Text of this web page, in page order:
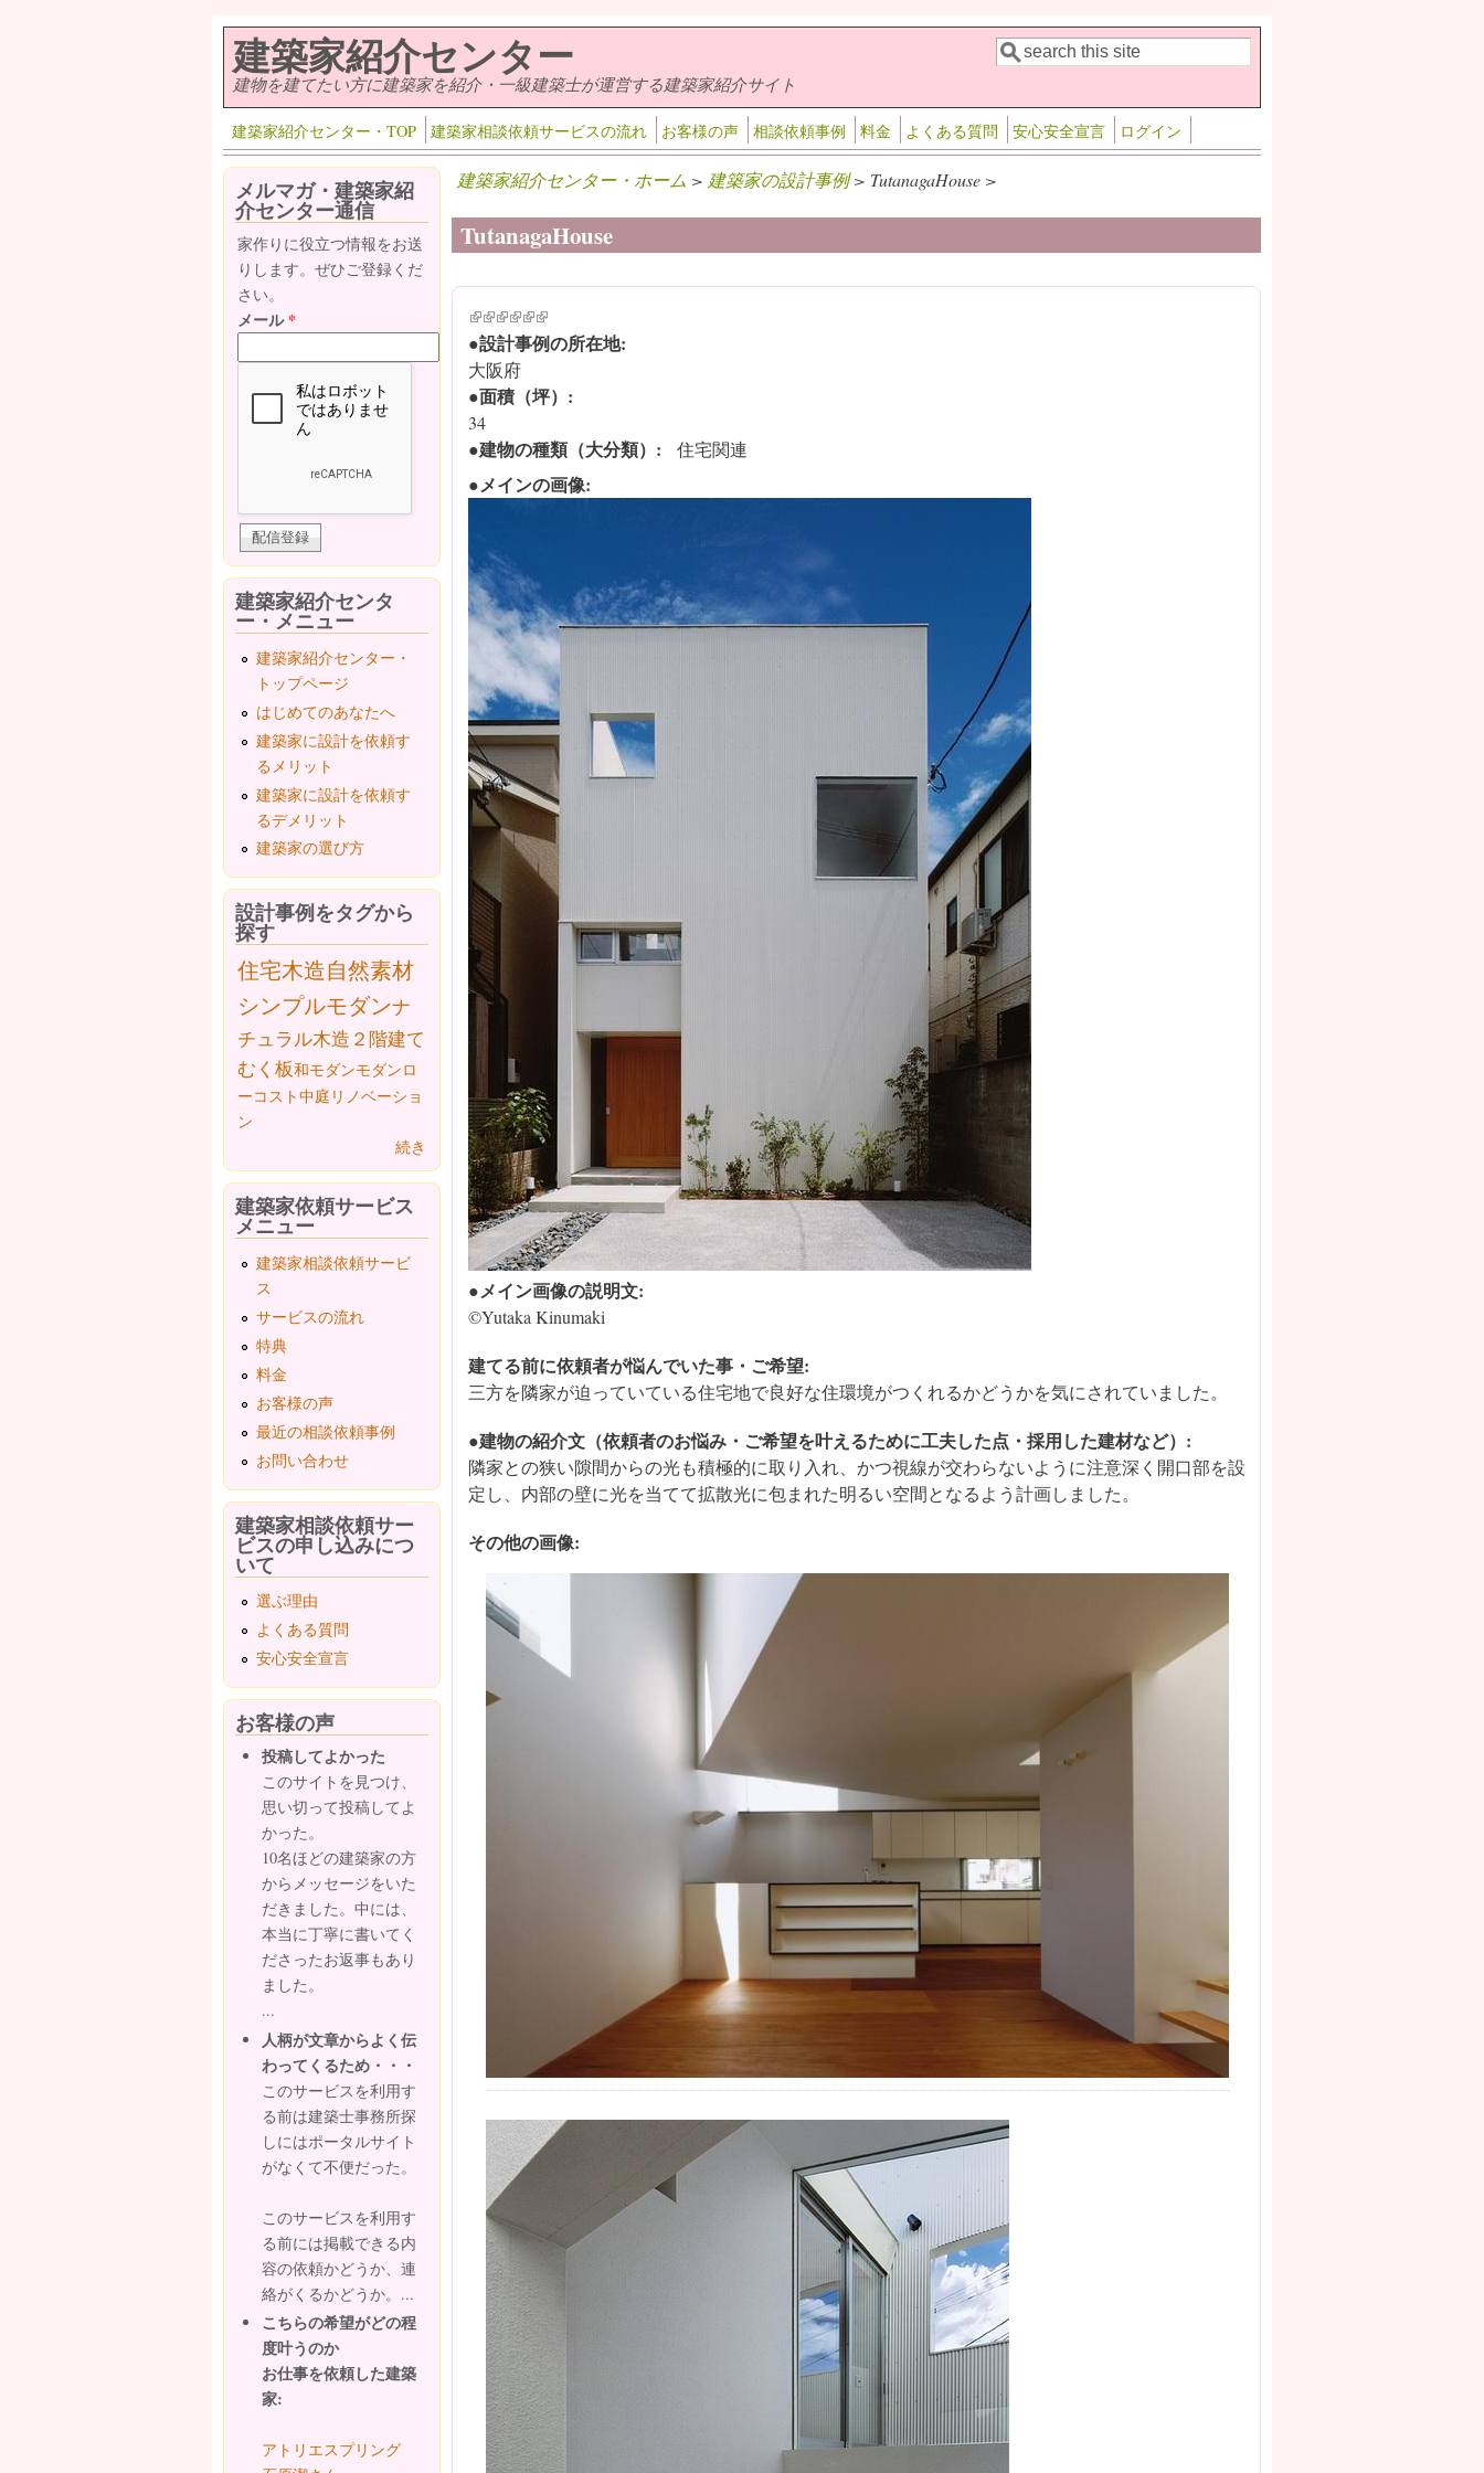
建築家紹介センター
建物を建てたい方に建築家を紹介・一級建築士が運営する建築家紹介サイト 検索フォーム
検索
建築家紹介センター・TOP 建築家相談依頼サービスの流れ お客様の声 相談依頼事例 料金 よくある質問 安心安全宣言 ログイン
建築家紹介センター・ホーム > 建築家の設計事例> TutanagaHouse >
TutanagaHouse
(link is external)
(link is external)
(link is external)
(link is external)
(link is external)
(link is external)
●設計事例の所在地:
大阪府
●面積（坪）:
34
●建物の種類（大分類）: 住宅関連
●メインの画像:
●メイン画像の説明文:
©Yutaka Kinumaki
建てる前に依頼者が悩んでいた事・ご希望:
三方を隣家が迫っていている住宅地で良好な住環境がつくれるかどうかを気にされていました。
●建物の紹介文（依頼者のお悩み・ご希望を叶えるために工夫した点・採用した建材など）:
隣家との狭い隙間からの光も積極的に取り入れ、かつ視線が交わらないように注意深く開口部を設
定し、内部の壁に光を当てて拡散光に包まれた明るい空間となるよう計画しました。
その他の画像:
メルマガ・建築家紹
介センター通信
家作りに役立つ情報をお送
りします。ぜひご登録くだ
さい。
メール*
建築家紹介センタ
ー・メニュー
建築家紹介センター・
トップページ
はじめてのあなたへ
建築家に設計を依頼す
るメリット
建築家に設計を依頼す
るデメリット
建築家の選び方
設計事例をタグから
探す
住宅木造自然素材
シンプルモダンナ
チュラル木造２階建て
むく板和モダンモダンロ
ーコスト中庭 リノベーショ
ン
続き
建築家依頼サービス
メニュー
建築家相談依頼サービ
ス
サービスの流れ
特典
料金
お客様の声
最近の相談依頼事例
お問い合わせ
建築家相談依頼サー
ビスの申し込みにつ
いて
選ぶ理由
よくある質問
安心安全宣言
お客様の声
投稿してよかった
このサイトを見つけ、
思い切って投稿してよ
かった。
10名ほどの建築家の方
からメッセージをいた
だきました。中には、
本当に丁寧に書いてく
ださったお返事もあり
ました。
...
人柄が文章からよく伝
わってくるため・・・
このサービスを利用す
る前は建築士事務所探
しにはポータルサイト
がなくて不便だった。
このサービスを利用す
る前には掲載できる内
容の依頼かどうか、連
絡がくるかどうか。...
こちらの希望がどの程
度叶うのか
お仕事を依頼した建築
家:
アトリエスプリング